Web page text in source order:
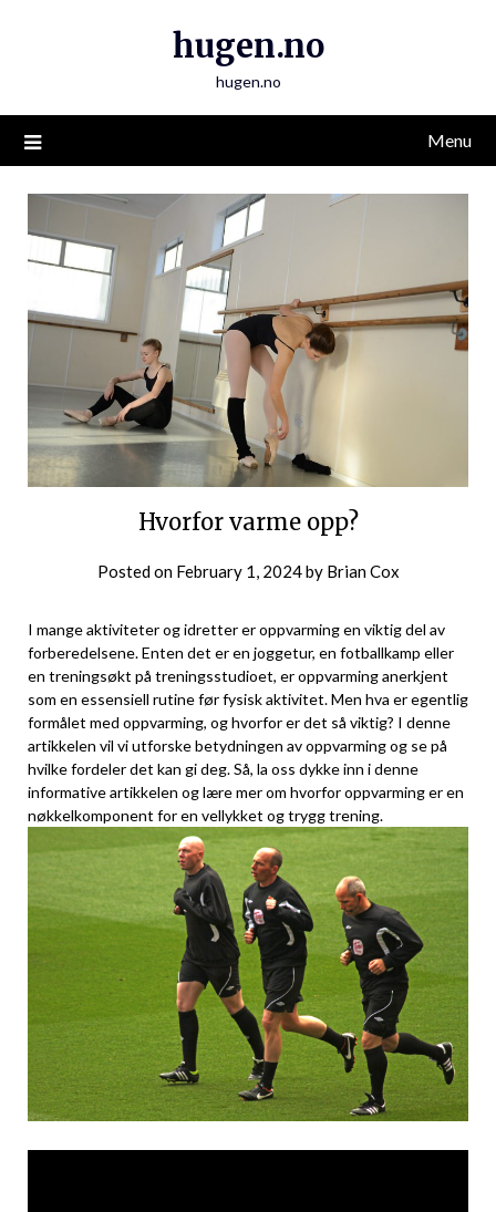
hugen.no
hugen.no
Menu
Hvorfor varme opp?
Posted on February 1, 2024by Brian Cox
I⁤ mange aktiviteter og idretter er​ oppvarming en viktig del av
forberedelsene. Enten det er en joggetur, en⁣ fotballkamp eller
en treningsøkt på treningsstudioet, er⁤ oppvarming ‍anerkjent
som en essensiell rutine før fysisk aktivitet. Men hva er egentlig
formålet med oppvarming, og ‍hvorfor er ‍det så viktig? I denne
⁤artikkelen vil⁤ vi ⁣utforske betydningen⁣ av oppvarming og se på
hvilke fordeler ‍det‍ kan gi deg. ‍Så, la oss dykke‌ inn i denne
informative artikkelen og lære mer om hvorfor oppvarming er en
nøkkelkomponent​ for en vellykket⁣ og trygg ‌trening.